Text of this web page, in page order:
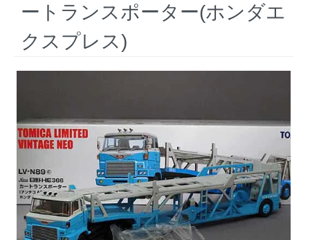
ートランスポーター(ホンダエ
クスプレス)